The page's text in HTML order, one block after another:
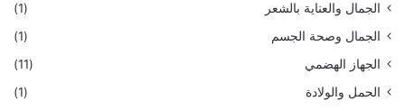
الجمال والعناية بالشعر
(1)
الجمال وصحة الجسم
(1)
الجهاز الهضمي
(11)
الحمل والولادة
(1)